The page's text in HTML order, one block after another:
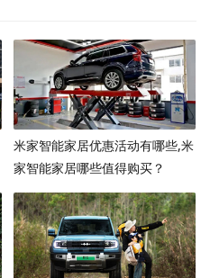
米家智能家居优惠活动有哪些,米
家智能家居哪些值得购买？